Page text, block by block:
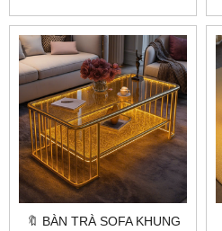
THẤT
🔖 BÀN TRÀ SOFA KHUNG